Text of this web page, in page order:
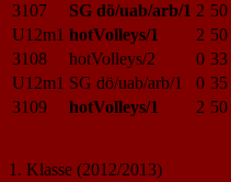
3107
SG dö/uab/arb/1 2 50
U12m1 hotVolleys/1 2 50
3108
hotVolleys/2 0 33
U12m1 SG dö/uab/arb/1 0 35
3109
hotVolleys/1 2 50
1. Klasse (2012/2013)